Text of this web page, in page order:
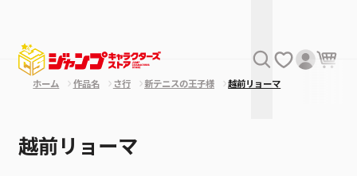
ホーム 作品名 さ行 新テニスの王子様 越前リョーマ
越前リョーマ